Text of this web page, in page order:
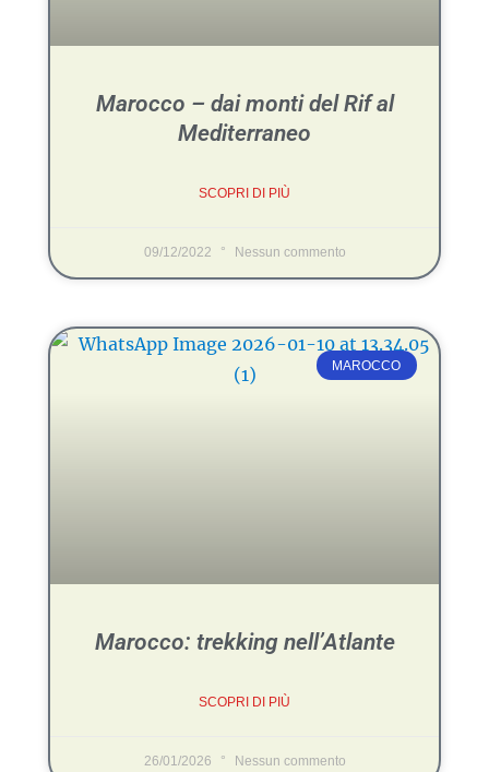
Marocco – dai monti del Rif al
Mediterraneo
SCOPRI DI PIÙ
09/12/2022 Nessun commento
MAROCCO
Marocco: trekking nell’Atlante
SCOPRI DI PIÙ
26/01/2026 Nessun commento